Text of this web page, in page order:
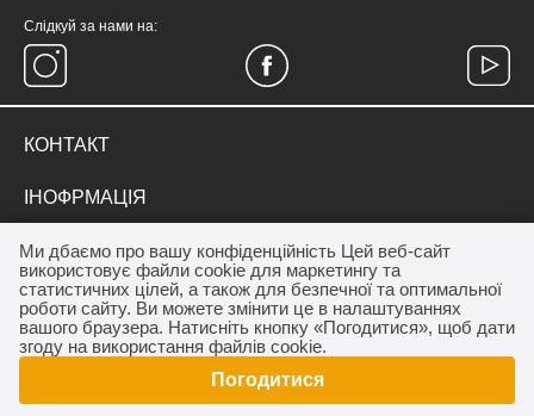
Ми дбаємо про вашу конфіденційність Цей веб-сайт
використовує файли cookie для маркетингу та
статистичних цілей, а також для безпечної та оптимальної
роботи сайту. Ви можете змінити це в налаштуваннях
вашого браузера. Натисніть кнопку «Погодитися», щоб дати
згоду на використання файлів cookie.
Погодитися
Слідкуй за нами на:
КОНТАКТ
medicinewear@gmail.com
ІНОФРМАЦІЯ
Контакт
Франшиза салону MEDICINE
ДЛЯ КЛІЄНТА
Акції
Програма лояльності
Дропшиппінг
ОПЛАТА / ДОСТАВКА
Як купити
Договір публічної оферти